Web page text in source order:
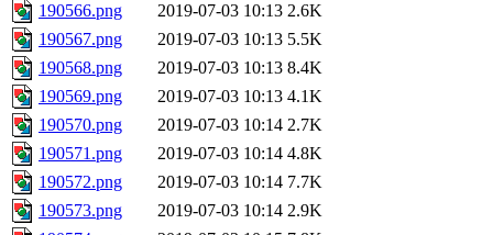
190566.png
2019-07-03 10:13 2.6K
190567.png
2019-07-03 10:13 5.5K
190568.png
2019-07-03 10:13 8.4K
190569.png
2019-07-03 10:13 4.1K
190570.png
2019-07-03 10:14 2.7K
190571.png
2019-07-03 10:14 4.8K
190572.png
2019-07-03 10:14 7.7K
190573.png
2019-07-03 10:14 2.9K